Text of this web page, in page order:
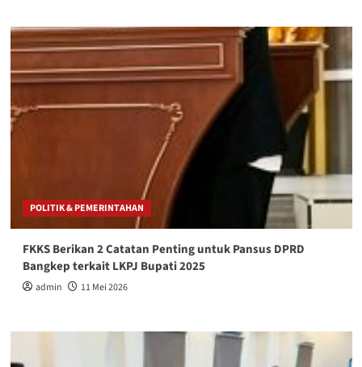
POLITIK & PEMERINTAHAN
FKKS Berikan 2 Catatan Penting untuk Pansus DPRD
Bangkep terkait LKPJ Bupati 2025
admin 11 Mei 2026